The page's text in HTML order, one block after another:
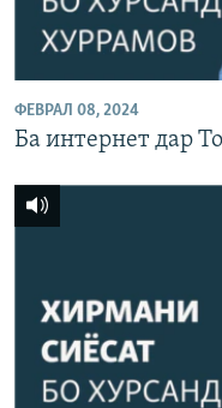
ФЕВРАЛ 08, 2024
Ба интернет дар